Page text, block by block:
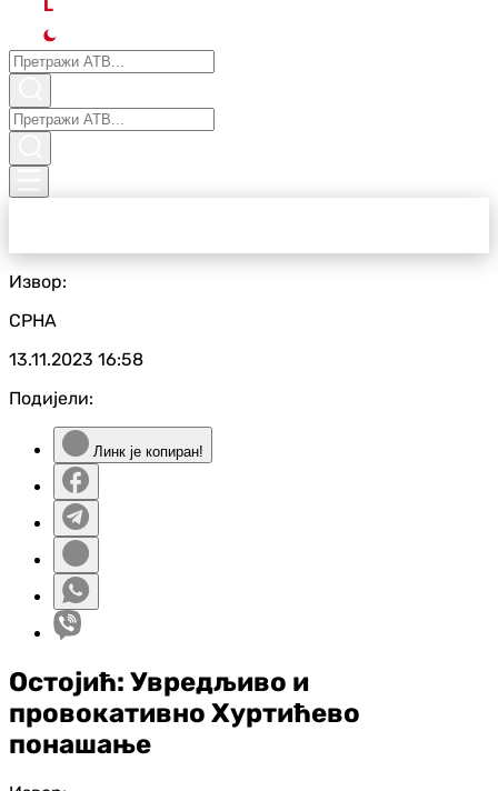
L
Извор:
СРНА
13.11.2023 16:58
Подијели:
Линк је копиран!
Остојић: Увредљиво и
провокативно Хуртићево
понашање